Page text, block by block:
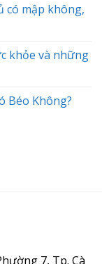
có mập không,
khỏe và những
Béo Không?
7, Tp. Cà